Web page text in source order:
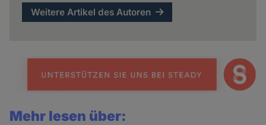
Weitere Artikel des Autoren
Mehr lesen über: